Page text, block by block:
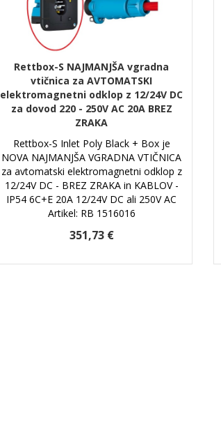
Rettbox-S NAJMANJŠA vgradna
vtičnica za AVTOMATSKI
elektromagnetni odklop z 12/24V DC
za dovod 220 - 250V AC 20A BREZ
ZRAKA
Rettbox-S Inlet Poly Black + Box je
NOVA NAJMANJŠA VGRADNA VTIČNICA
za avtomatski elektromagnetni odklop z
12/24V DC - BREZ ZRAKA in KABLOV -
IP54 6C+E 20A 12/24V DC ali 250V AC
Artikel: RB 1516016
351,73 €